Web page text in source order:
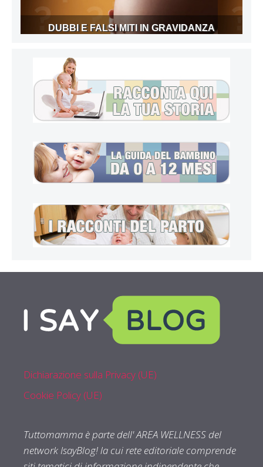
DUBBI E FALSI MITI IN GRAVIDANZA
Dichiarazione sulla Privacy (UE)
Cookie Policy (UE)
Tuttomamma è parte dell' AREA WELLNESS del
network IsayBlog! la cui rete editoriale comprende